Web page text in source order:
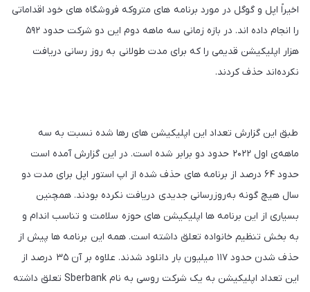
اخیراً اپل و گوگل در مورد برنامه های متروکه فروشگاه های خود اقداماتی
را انجام داده اند. در بازه زمانی سه ماهه دوم این دو شرکت حدود ۵۹۲
هزار اپلیکیشن قدیمی را که برای مدت طولانی به روز رسانی دریافت
نکرده‌اند حذف کردند.
طبق این گزارش تعداد این اپلیکیشن های رها شده نسبت به سه
ماهه‌ی اول ۲۰۲۲ حدود دو برابر شده است. در این گزارش آمده است
حدود ۶۴ درصد از برنامه های حذف شده از اپ استور اپل برای مدت دو
سال هیچ گونه به‌روزرسانی جدیدی دریافت نکرده بودند. همچنین
بسیاری از این برنامه ها اپلیکیشن های حوزه سلامت و تناسب اندام و
به بخش تنظیم خانواده تعلق داشته است. همه این برنامه ها پیش از
حذف شدن حدود ۱۱۷ میلیون بار دانلود شدند. علاوه بر آن ۳۵ درصد از
این تعداد اپلیکیشن به یک شرکت روسی به نام Sberbank تعلق داشته